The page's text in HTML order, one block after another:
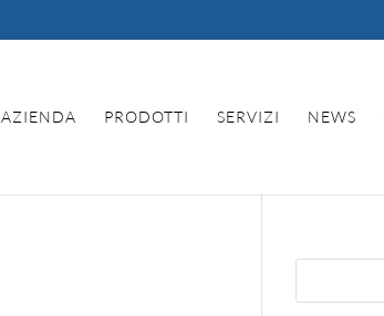
AZIENDA PRODOTTI SERVIZI NEWS